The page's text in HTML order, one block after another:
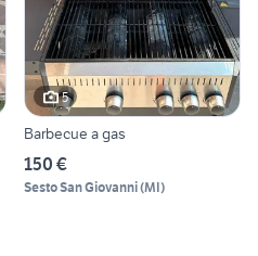
5
Barbecue a gas
150 €
Sesto San Giovanni(MI)